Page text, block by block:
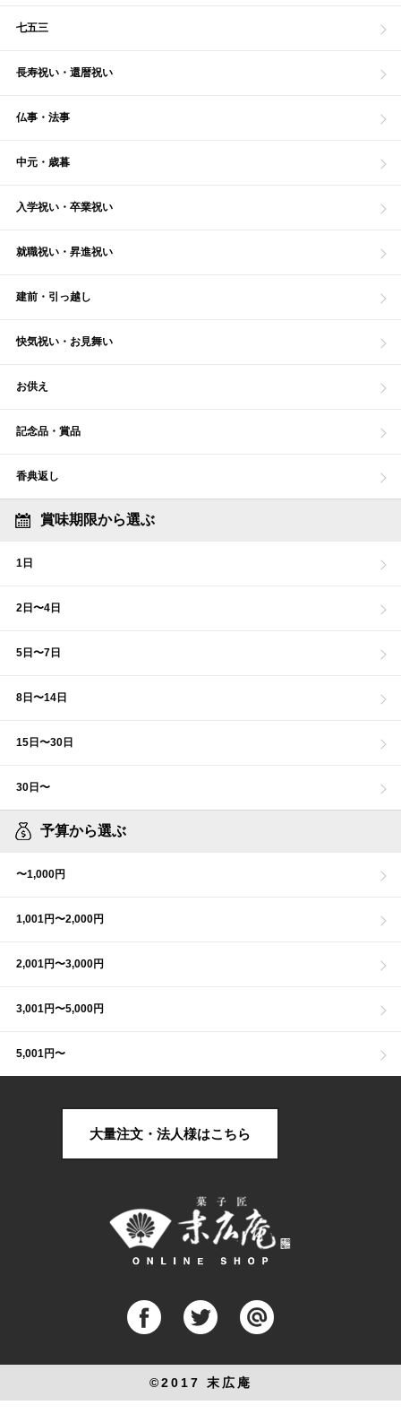
七五三
長寿祝い・還暦祝い
仏事・法事
中元・歳暮
入学祝い・卒業祝い
就職祝い・昇進祝い
建前・引っ越し
快気祝い・お見舞い
お供え
記念品・賞品
香典返し
賞味期限から選ぶ
1日
2日〜4日
5日〜7日
8日〜14日
15日〜30日
30日〜
予算から選ぶ
〜1,000円
1,001円〜2,000円
2,001円〜3,000円
3,001円〜5,000円
5,001円〜
大量注文・法人様はこちら
©2017 末広庵